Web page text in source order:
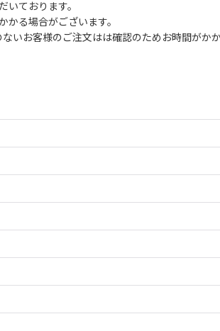
いております。
かる場合がございます。
いお客様のご注文はは確認のためお時間がかか